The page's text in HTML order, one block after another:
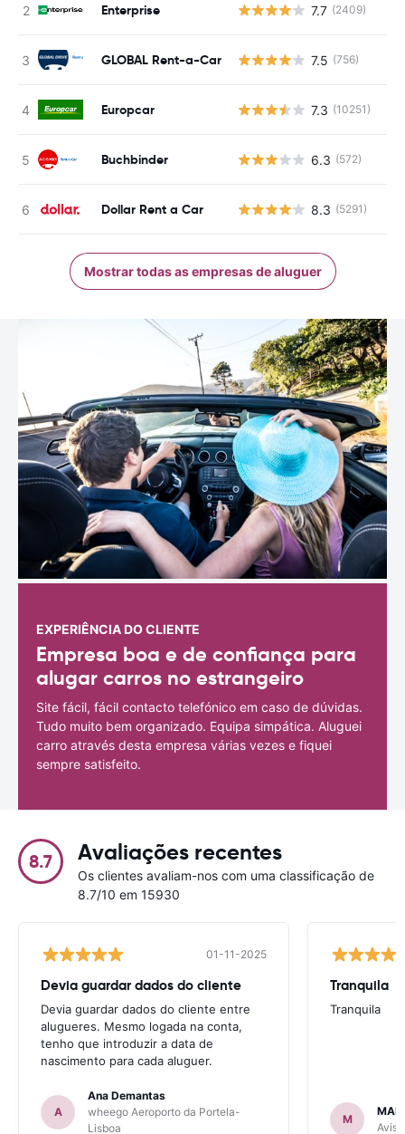
Enterprise 7.7 (2409)
GLOBAL Rent-a-Car 7.5 (756)
Europcar 7.3 (10251)
Buchbinder 6.3 (572)
Dollar Rent a Car 8.3 (5291)
Mostrar todas as empresas de aluguer
EXPERIÊNCIA DO CLIENTE
Empresa boa e de confiança para
alugar carros no estrangeiro
Site fácil, fácil contacto telefónico em caso de dúvidas.
Tudo muito bem organizado. Equipa simpática. Aluguei
carro através desta empresa várias vezes e fiquei
sempre satisfeito.
8.7 Avaliações recentes
Os clientes avaliam-nos com uma classificação de
8.7/10 em 15930
01-11-2025
Devia guardar dados do cliente
Devia guardar dados do cliente entre
alugueres. Mesmo logada na conta,
tenho que introduzir a data de
nascimento para cada aluguer.
A
Ana Demantas
wheego Aeroporto da Portela-
Lisboa
Tranquila
Tranquila
M
Avis